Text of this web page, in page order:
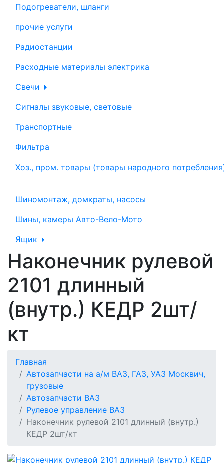
Подогреватели, шланги
прочие услуги
Радиостанции
Расходные материалы электрика
Свечи
Сигналы звуковые, световые
Транспортные
Фильтра
Хоз., пром. товары (товары народного
Шиномонтаж, домкраты, насосы
Шины, камеры Авто-Вело-Мото
Ящик
Наконечник рулевой
2101 длинный
(внутр.) КЕДР 2шт/
кт
Главная
Автозапчасти на а/м ВАЗ, ГАЗ, УАЗ Москвич,
грузовые
Автозапчасти ВАЗ
Рулевое управление ВАЗ
Наконечник рулевой 2101 длинный (внутр.)
КЕДР 2шт/кт